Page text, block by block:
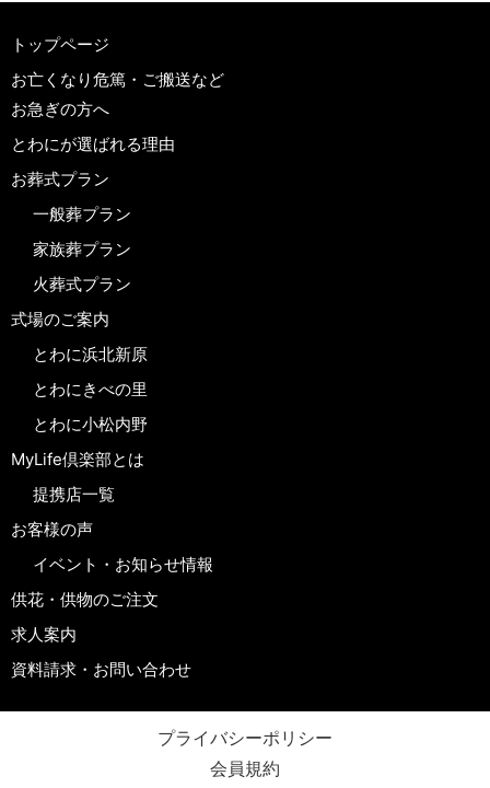
トップページ
お亡くなり危篤・ご搬送など
お急ぎの方へ
とわにが選ばれる理由
お葬式プラン
一般葬プラン
家族葬プラン
火葬式プラン
式場のご案内
とわに浜北新原
とわにきべの里
とわに小松内野
MyLife倶楽部とは
提携店一覧
お客様の声
イベント・お知らせ情報
供花・供物のご注文
求人案内
資料請求・お問い合わせ
プライバシーポリシー
会員規約